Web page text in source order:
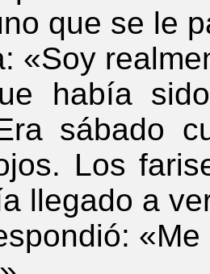
que se le
sido
sábado
Los
llegado a
«Me